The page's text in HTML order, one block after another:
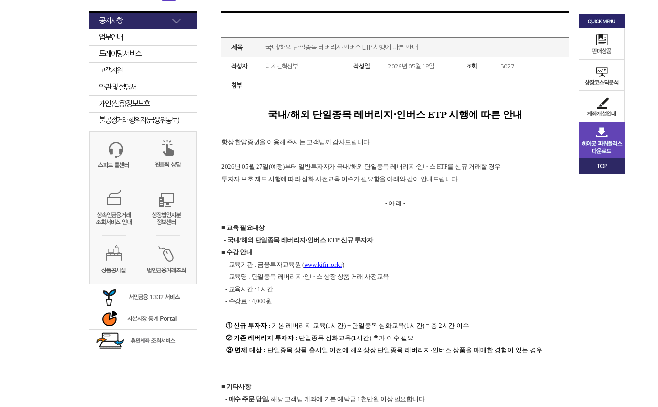
공지사항
업무안내
트레이딩 서비스
고객지원
약관 및 설명서
개인(신용)정보보호
불공정거래행위자(금융위통보)
제목 국내/해외 단일종목 레버리지⋅인버스 ETP 시행에 따른 안내
작성자 디지털혁신부 작성일 2026년 05월 18일 조회 5027
첨부
국내/해외 단일종목 레버리지⋅인버스 ETP 시행에 따른 안내
항상 한양증권을 이용해 주시는 고객님께 감사드립니다.
2026년05월 27일(예정)부터 일반투자자가 국내/해외 단일종목 레버리지⋅인버스 ETP를 신규 거래할 경우
투자자 보호 제도 시행에 따라 심화 사전교육 이수가 필요함을 아래와 같이 안내드립니다.
- 아 래 -
■ 교육 필요대상
- 국내/해외 단일종목 레버리지⋅인버스ETP신규 투자자
■ 수강 안내
- 교육기관 : 금융투자교육원 (www.kifin.or.kr)
- 교육명 : 단일종목 레버리지·인버스 상장 상품 거래 사전교육
- 교육시간 : 1시간
- 수강료 : 4,000원
① 신규 투자자 : 기본 레버리지 교육(1시간) + 단일종목 심화교육(1시간) = 총 2시간 이수
② 기존 레버리지 투자자 : 단일종목 심화교육(1시간) 추가 이수 필요
③ 면제 대상 : 단일종목 상품 출시일 이전에 해외상장 단일종목 레버리지⋅인버스 상품을 매매한 경험이 있는 경우
■ 기타사항
- 매수 주문 당일, 해당 고객님 계좌에 기본 예탁금 1천만원 이상 필요합니다.
TOP